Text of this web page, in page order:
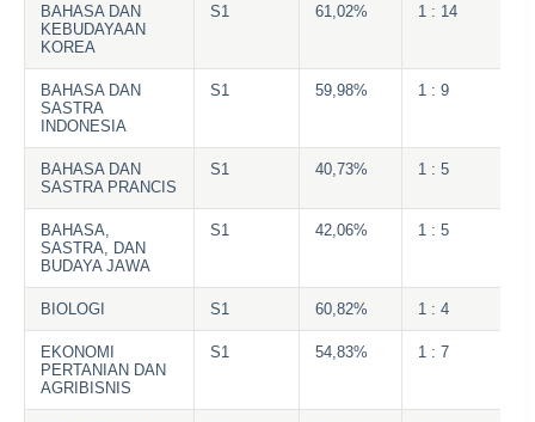
BAHASA DAN
KEBUDAYAAN
KOREA
S1 61,02% 1 : 14
BAHASA DAN
SASTRA
INDONESIA
S1 59,98% 1 : 9
BAHASA DAN
SASTRA PRANCIS
S1 40,73% 1 : 5
BAHASA,
SASTRA, DAN
BUDAYA JAWA
S1 42,06% 1 : 5
BIOLOGI S1 60,82% 1 : 4
EKONOMI
PERTANIAN DAN
AGRIBISNIS
S1 54,83% 1 : 7